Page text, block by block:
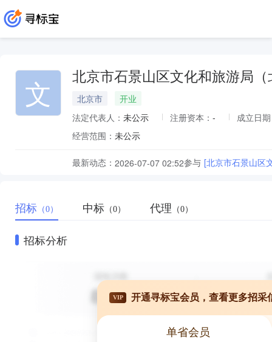
文 北京市石景山区文化和旅游局
北京市
开业
法定代表人： 未公示 注册资本： -
成立日
经营范围： 未公示
最新动态： 2026-07-07 02:52参与 [北京市石景山区
招标 （0） 中标 （0） 代理 （0）
招标分析
VIP 开通寻标宝会员，查看更多招采
单省会员